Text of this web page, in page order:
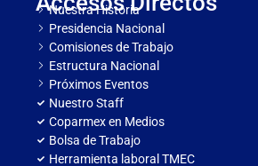
Nuestra Historia
Presidencia Nacional
Comisiones de Trabajo
Estructura Nacional
Próximos Eventos
Nuestro Staff
Coparmex en Medios
Bolsa de Trabajo
Herramienta laboral TMEC